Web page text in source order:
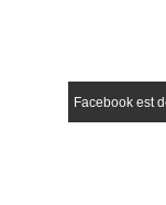
Facebook est